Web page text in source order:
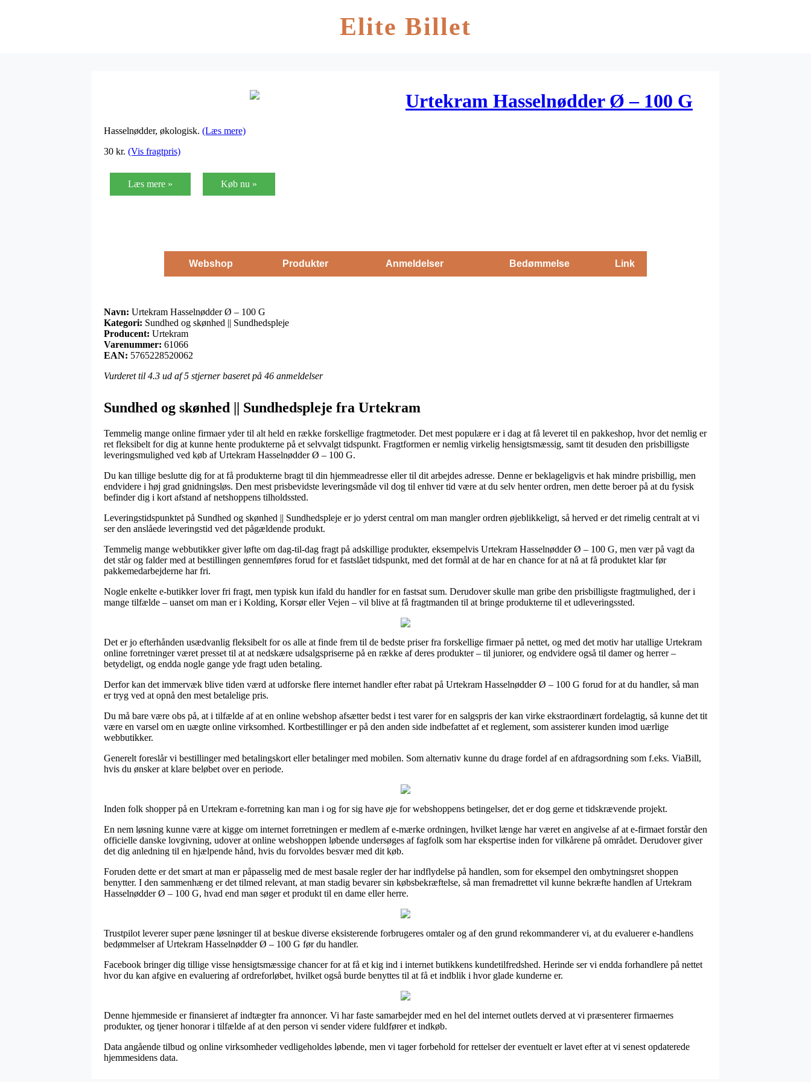
Elite Billet
Urtekram Hasselnødder Ø – 100 G
Hasselnødder, økologisk. (Læs mere)
30 kr. (Vis fragtpris)
Læs mere » Køb nu »
Webshop Produkter Anmeldelser Bedømmelse Link
Navn: Urtekram Hasselnødder Ø – 100 G
Kategori: Sundhed og skønhed || Sundhedspleje
Producent: Urtekram
Varenummer: 61066
EAN: 5765228520062
Vurderet til 4.3 ud af 5 stjerner baseret på 46 anmeldelser
Sundhed og skønhed || Sundhedspleje fra Urtekram
Temmelig mange online firmaer yder til alt held en række forskellige fragtmetoder. Det mest populære er i dag at få leveret til en pakkeshop, hvor det nemlig er
ret fleksibelt for dig at kunne hente produkterne på et selvvalgt tidspunkt. Fragtformen er nemlig virkelig hensigtsmæssig, samt tit desuden den prisbilligste
leveringsmulighed ved køb af Urtekram Hasselnødder Ø – 100 G.
Du kan tillige beslutte dig for at få produkterne bragt til din hjemmeadresse eller til dit arbejdes adresse. Denne er beklageligvis et hak mindre prisbillig, men
endvidere i høj grad gnidningsløs. Den mest prisbevidste leveringsmåde vil dog til enhver tid være at du selv henter ordren, men dette beroer på at du fysisk
befinder dig i kort afstand af netshoppens tilholdssted.
Leveringstidspunktet på Sundhed og skønhed || Sundhedspleje er jo yderst central om man mangler ordren øjeblikkeligt, så herved er det rimelig centralt at vi
ser den anslåede leveringstid ved det pågældende produkt.
Temmelig mange webbutikker giver løfte om dag-til-dag fragt på adskillige produkter, eksempelvis Urtekram Hasselnødder Ø – 100 G, men vær på vagt da
det står og falder med at bestillingen gennemføres forud for et fastslået tidspunkt, med det formål at de har en chance for at nå at få produktet klar før
pakkemedarbejderne har fri.
Nogle enkelte e-butikker lover fri fragt, men typisk kun ifald du handler for en fastsat sum. Derudover skulle man gribe den prisbilligste fragtmulighed, der i
mange tilfælde – uanset om man er i Kolding, Korsør eller Vejen – vil blive at få fragtmanden til at bringe produkterne til et udleveringssted.
Det er jo efterhånden usædvanlig fleksibelt for os alle at finde frem til de bedste priser fra forskellige firmaer på nettet, og med det motiv har utallige Urtekram
online forretninger været presset til at at nedskære udsalgspriserne på en række af deres produkter – til juniorer, og endvidere også til damer og herrer –
betydeligt, og endda nogle gange yde fragt uden betaling.
Derfor kan det immervæk blive tiden værd at udforske flere internet handler efter rabat på Urtekram Hasselnødder Ø – 100 G forud for at du handler, så man
er tryg ved at opnå den mest betalelige pris.
Du må bare være obs på, at i tilfælde af at en online webshop afsætter bedst i test varer for en salgspris der kan virke ekstraordinært fordelagtig, så kunne det tit
være en varsel om en uægte online virksomhed. Kortbestillinger er på den anden side indbefattet af et reglement, som assisterer kunden imod uærlige
webbutikker.
Generelt foreslår vi bestillinger med betalingskort eller betalinger med mobilen. Som alternativ kunne du drage fordel af en afdragsordning som f.eks. ViaBill,
hvis du ønsker at klare beløbet over en periode.
Inden folk shopper på en Urtekram e-forretning kan man i og for sig have øje for webshoppens betingelser, det er dog gerne et tidskrævende projekt.
En nem løsning kunne være at kigge om internet forretningen er medlem af e-mærke ordningen, hvilket længe har været en angivelse af at e-firmaet forstår den
officielle danske lovgivning, udover at online webshoppen løbende undersøges af fagfolk som har ekspertise inden for vilkårene på området. Derudover giver
det dig anledning til en hjælpende hånd, hvis du forvoldes besvær med dit køb.
Foruden dette er det smart at man er påpasselig med de mest basale regler der har indflydelse på handlen, som for eksempel den ombytningsret shoppen
benytter. I den sammenhæng er det tilmed relevant, at man stadig bevarer sin købsbekræftelse, så man fremadrettet vil kunne bekræfte handlen af Urtekram
Hasselnødder Ø – 100 G, hvad end man søger et produkt til en dame eller herre.
Trustpilot leverer super pæne løsninger til at beskue diverse eksisterende forbrugeres omtaler og af den grund rekommanderer vi, at du evaluerer e-handlens
bedømmelser af Urtekram Hasselnødder Ø – 100 G før du handler.
Facebook bringer dig tillige visse hensigtsmæssige chancer for at få et kig ind i internet butikkens kundetilfredshed. Herinde ser vi endda forhandlere på nettet
hvor du kan afgive en evaluering af ordreforløbet, hvilket også burde benyttes til at få et indblik i hvor glade kunderne er.
Denne hjemmeside er finansieret af indtægter fra annoncer. Vi har faste samarbejder med en hel del internet outlets derved at vi præsenterer firmaernes
produkter, og tjener honorar i tilfælde af at den person vi sender videre fuldfører et indkøb.
Data angående tilbud og online virksomheder vedligeholdes løbende, men vi tager forbehold for rettelser der eventuelt er lavet efter at vi senest opdaterede
hjemmesidens data.